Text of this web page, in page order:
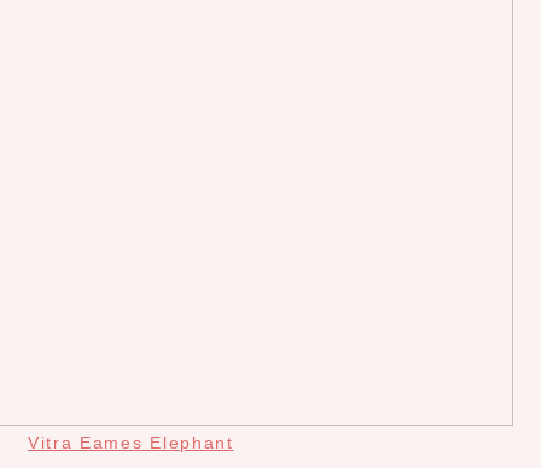
Vitra Eames Elephant